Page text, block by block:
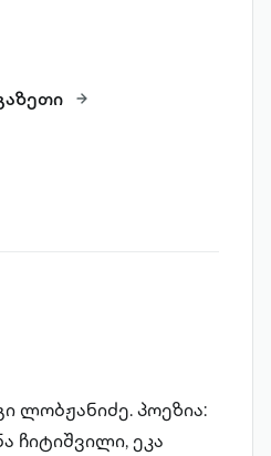
ლობჟანიძე. პოეზია:
ჩიტიშვილი, ეკა